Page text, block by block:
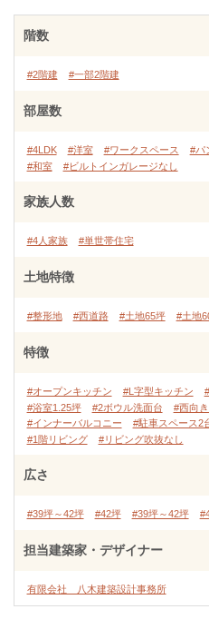
階数
#2階建 #一部2階建
部屋数
#4LDK #洋室 #ワークスペース #パ
#和室
#ビルトインガレージなし
家族人数
#4人家族 #単世帯住宅
土地特徴
#整形地 #西道路 #土地65坪 #土地
特徴
#オープンキッチン #L字型キッチン
#浴室1.25坪
#2ボウル洗面台 #西向
#インナーバルコニー
#駐車スペース2
#1階リビング
#リビング吹抜なし
広さ
#39坪～42坪 #42坪 #39坪～42坪
担当建築家・デザイナー
有限会社 八木建築設計事務所